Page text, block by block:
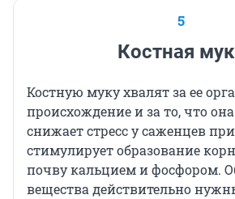
5
Костная
Костную муку хвалят за ее
происхождение и за то, что
снижает стресс у саженцев
стимулирует образование
почву кальцием и фосфором.
вещества действительно